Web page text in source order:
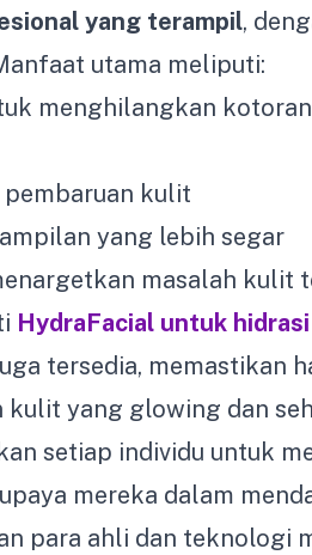
yang terampil,
utama meliputi:
menghilangkan
kulit
yang lebih segar
masalah kulit
HydraFacial untuk
tersedia, memastikan
yang glowing dan
setiap individu untuk
mereka dalam
para ahli dan teknologi